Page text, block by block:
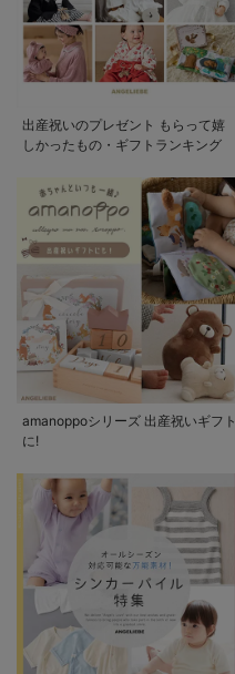
出産祝いのプレゼント もらって嬉
しかったもの・ギフトランキング
amanoppoシリーズ 出産祝いギフト
に!